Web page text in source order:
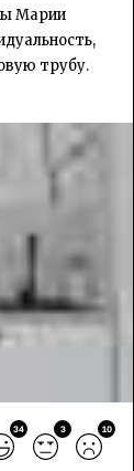
Марии
трубу.
34 3 10